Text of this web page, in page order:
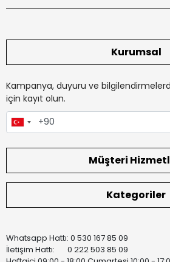
Kurumsal
Kampanya, duyuru ve
için kayıt olun.
Müşteri
Kategoriler
Whatsapp Hattı: 0 530 167 85 09
İletişim Hattı: 0 222 503 85 09